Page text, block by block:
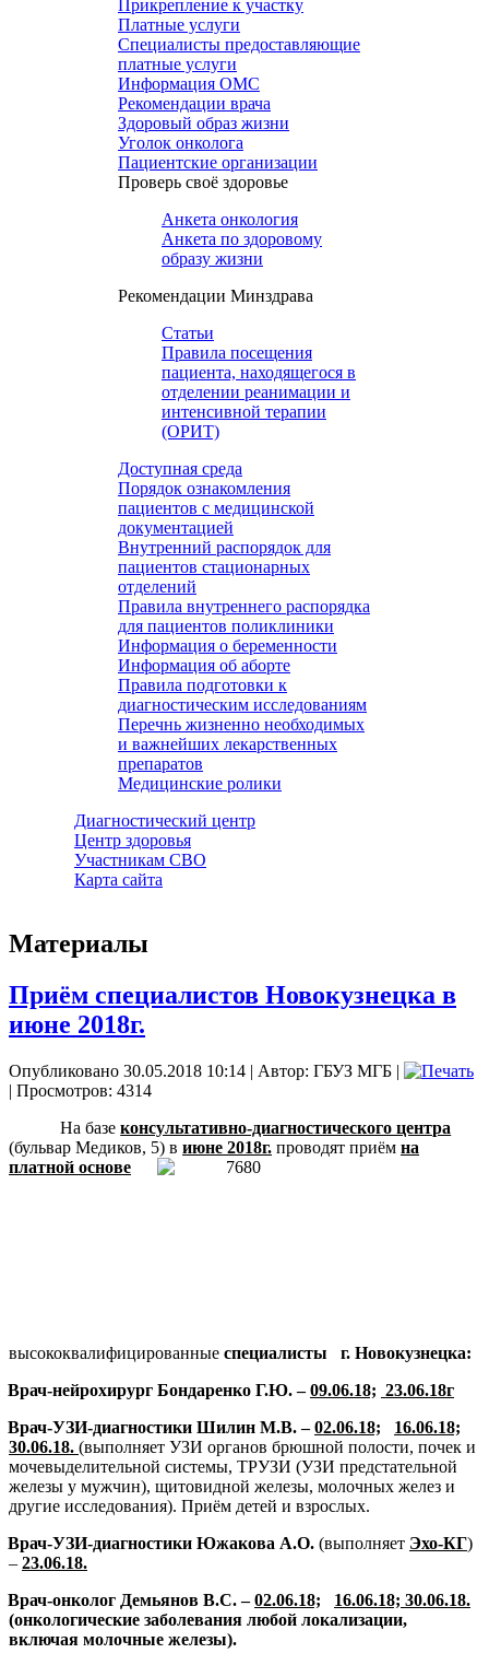
Прикрепление к участку
Платные услуги
Специалисты предоставляющие
платные услуги
Информация ОМС
Рекомендации врача
Здоровый образ жизни
Уголок онколога
Пациентские организации
Проверь своё здоровье
Анкета онкология
Анкета по здоровому
образу жизни
Рекомендации Минздрава
Статьи
Правила посещения
пациента, находящегося в
отделении реанимации и
интенсивной терапии
(ОРИТ)
Доступная среда
Порядок ознакомления
пациентов с медицинской
документацией
Внутренний распорядок для
пациентов стационарных
отделений
Правила внутреннего распорядка
для пациентов поликлиники
Информация о беременности
Информация об аборте
Правила подготовки к
диагностическим исследованиям
Перечнь жизненно необходимых
и важнейших лекарственных
препаратов
Медицинские ролики
Диагностический центр
Центр здоровья
Участникам СВО
Карта сайта
Материалы
Приём специалистов Новокузнецка в
июне 2018г.
Опубликовано 30.05.2018 10:14 | Автор: ГБУЗ МГБ |
| Просмотров: 4314
На базеконсультативно-диагностического центра
(бульвар Медиков, 5) в июне 2018г. проводят приём на
платной основе
высококвалифицированные специалисты
г. Новокузнецка:
Врач-нейрохирург Бондаренко Г.Ю. –09.06.18; 23.06.18г
Врач-УЗИ-диагностики Шилин М.В. –02.06.18;
16.06.18;
30.06.18. (выполняет УЗИ органов брюшной полости, почек и
мочевыделительной системы, ТРУЗИ (УЗИ предстательной
железы у мужчин), щитовидной железы, молочных желез и
другие исследования). Приём детей и взрослых.
Врач-УЗИ-диагностики Южакова А.О. (выполняет Эхо-КГ)
– 23.06.18.
Врач-онколог Демьянов В.С. –02.06.18;
16.06.18; 30.06.18.
(онкологические заболевания любой локализации,
включая молочные железы).